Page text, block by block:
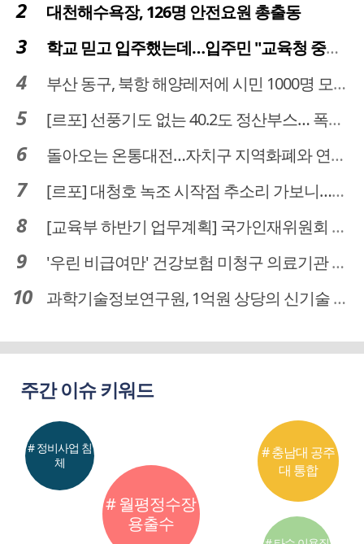
대천해수욕장, 126명 안전요원 총출동
학교 믿고 입주했는데…입주민 "교육청 중재 나서라"
부산 동구, 북항 해양레저에 시민 1000명 모였다
[르포] 선풍기도 없는 40.2도 정산부스… 폭염 속 공영주차장 근로자
돌아오는 온통대전…자치구 지역화폐와 연계·통합 가능할까
[르포] 대청호 녹조 시작점 추소리 가보니…걷어내도 짙은 초록빛
[교육부 하반기 업무계획] 국가인재위원회 신설… 거점국립대 3곳 성장엔진·AI 분야 패키지 지원
'우린 비급여만' 건강보험 미청구 의료기관 대전 65곳 충남 31곳
과학기술정보연구원, 1억원 상당의 신기술 기업 이전 완료
주간 이슈 키워드
# 월평정수장
용출수
# 충남대 공주
대 통합
# 정비사업 침
체